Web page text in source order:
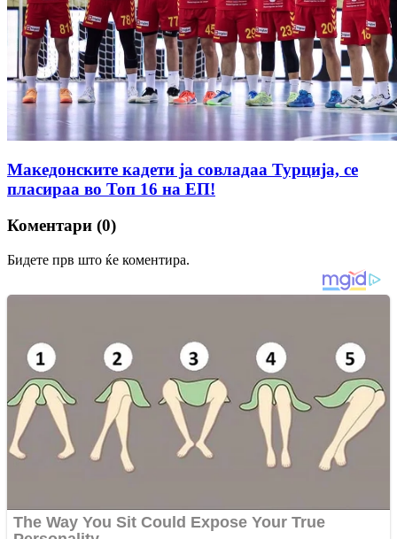
Македонските кадети ја совладаа Турција, се
пласираа во Топ 16 на ЕП!
Коментари (0)
Бидете прв што ќе коментира.